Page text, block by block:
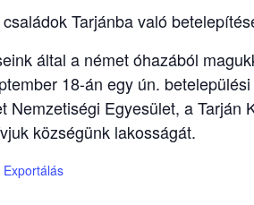
Tarjánba való
által a német óhazából
18-án egy ún.
Nemzetiségi Egyesület, a
községünk lakosságát.
Exportálás